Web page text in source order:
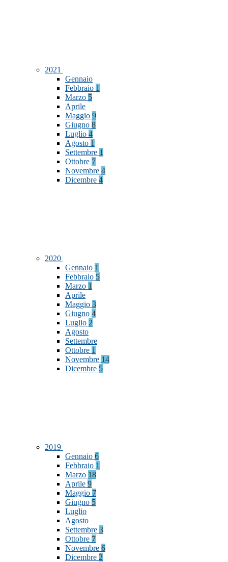
2021
Gennaio
Febbraio 1
Marzo 5
Aprile
Maggio 9
Giugno 8
Luglio 4
Agosto 1
Settembre 1
Ottobre 7
Novembre 4
Dicembre 4
2020
Gennaio 1
Febbraio 5
Marzo 1
Aprile
Maggio 3
Giugno 4
Luglio 2
Agosto
Settembre
Ottobre 1
Novembre 14
Dicembre 5
2019
Gennaio 6
Febbraio 1
Marzo 18
Aprile 9
Maggio 7
Giugno 5
Luglio
Agosto
Settembre 3
Ottobre 7
Novembre 6
Dicembre 2